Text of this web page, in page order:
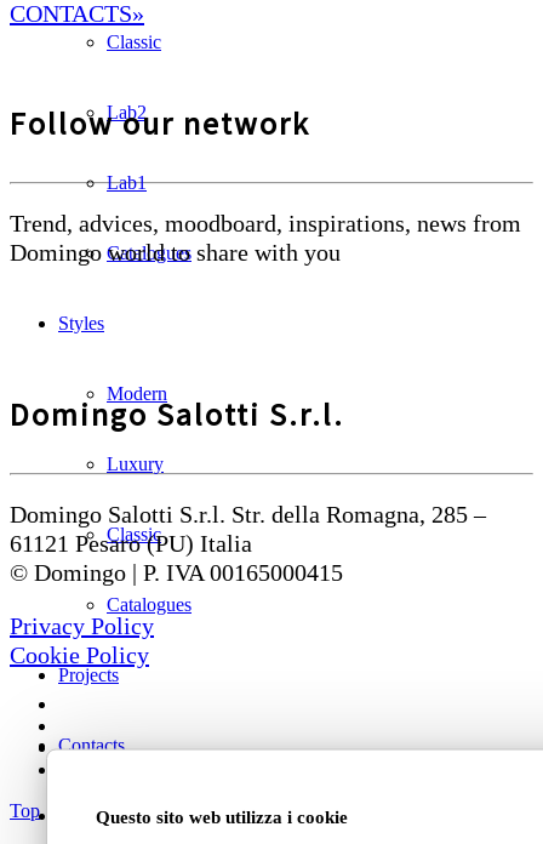
Questo sito web utilizza i cookie
Classic
Lab2
Lab1
Catalogues
Styles
Modern
Luxury
Classic
Catalogues
Projects
Contacts
CONTACTS»
Follow our network
Trend, advices, moodboard, inspirations, news from
Domingo world to share with you
Domingo Salotti S.r.l.
Domingo Salotti S.r.l. Str. della Romagna, 285 –
61121 Pesaro (PU) Italia
© Domingo | P. IVA 00165000415
Privacy Policy
Cookie Policy
Top